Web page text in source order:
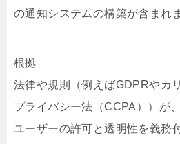
の通知システムの構築が含まれ
根拠
法律や規則（例えばGDPRやカ
プライバシー法（CCPA））が
ユーザーの許可と透明性を義務